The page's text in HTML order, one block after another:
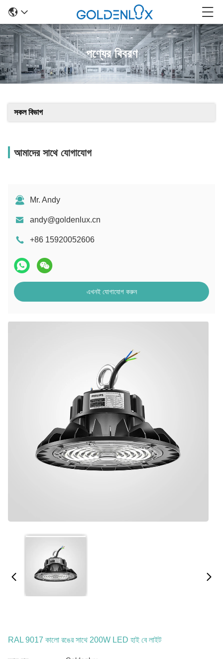
পণ্যের বিবরণ
সকল বিভাগ
আমাদের সাথে যোগাযোগ
Mr. Andy
andy@goldenlux.cn
+86 15920052606
এখনই যোগাযোগ করুন
RAL 9017 কালো রঙের সাথে 200W LED হাই বে লাইট